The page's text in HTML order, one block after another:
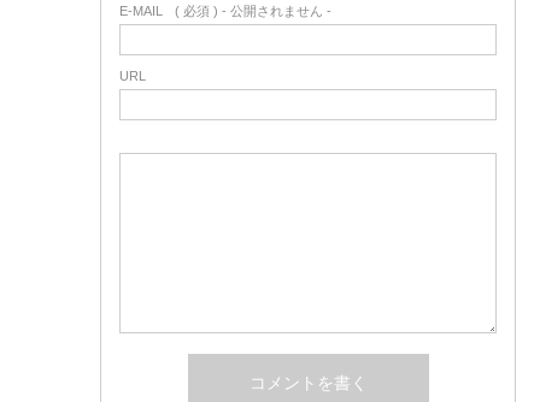
E-MAIL ( 必須 ) - 公開されません -
URL